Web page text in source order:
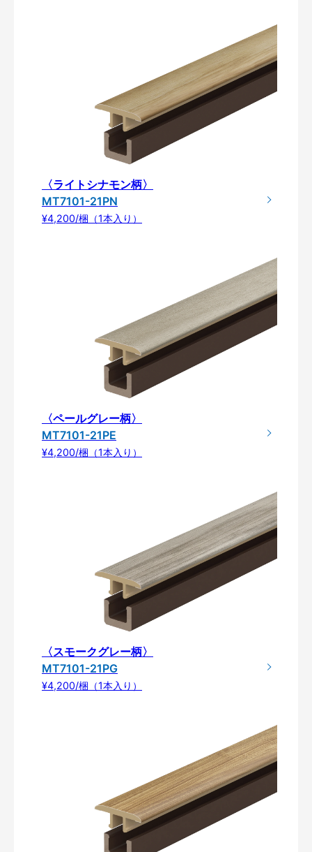
〈ライトシナモン柄〉
MT7101-21PN
¥4,200/梱（1本入り）
〈ペールグレー柄〉
MT7101-21PE
¥4,200/梱（1本入り）
〈スモークグレー柄〉
MT7101-21PG
¥4,200/梱（1本入り）